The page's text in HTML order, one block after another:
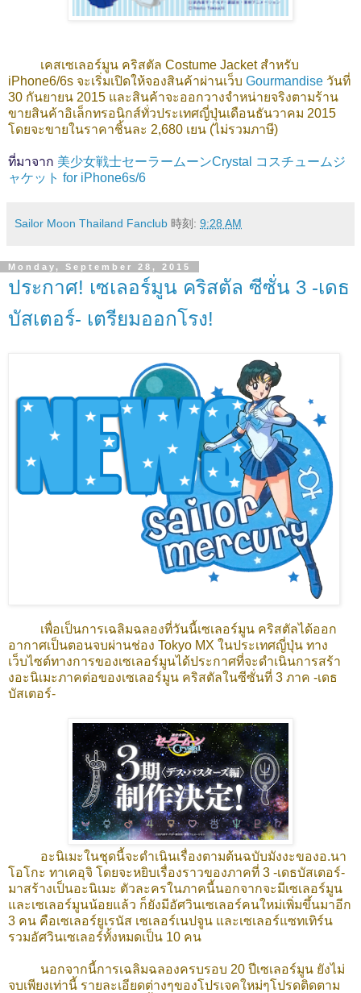
เคสเซเลอร์มูน คริสตัล Costume Jacket สำหรับ
iPhone6/6s จะเริ่มเปิดให้จองสินค้าผ่านเว็บ Gourmandise วันที่
30 กันยายน 2015 และสินค้าจะออกวางจำหน่ายจริงตามร้าน
ขายสินค้าอิเล็กทรอนิกส์ทั่วประเทศญี่ปุ่นเดือนธันวาคม 2015
โดยจะขายในราคาชิ้นละ 2,680 เยน (ไม่รวมภาษี)
ที่มาจาก 美少女戦士セーラームーンCrystal コスチュームジ
ャケット for iPhone6s/6
Sailor Moon Thailand Fanclub 時刻: 9:28 AM
Monday, September 28, 2015
ประกาศ! เซเลอร์มูน คริสตัล ซีซั่น 3 -เดธ
บัสเตอร์- เตรียมออกโรง!
เพื่อเป็นการเฉลิมฉลองที่วันนี้เซเลอร์มูน คริสตัลได้ออก
อากาศเป็นตอนจบผ่านช่อง Tokyo MX ในประเทศญี่ปุ่น ทาง
เว็บไซต์ทางการของเซเลอร์มูนได้ประกาศที่จะดำเนินการสร้า
งอะนิเมะภาคต่อของเซเลอร์มูน คริสตัลในซีซั่นที่ 3 ภาค -เดธ
บัสเตอร์-
อะนิเมะในชุดนี้จะดำเนินเรื่องตามต้นฉบับมังงะของอ.นา
โอโกะ ทาเคอุจิ โดยจะหยิบเรื่องราวของภาคที่ 3 -เดธบัสเตอร์-
มาสร้างเป็นอะนิเมะ ตัวละครในภาคนี้นอกจากจะมีเซเลอร์มูน
และเซเลอร์มูนน้อยแล้ว ก็ยังมีอัศวินเซเลอร์คนใหม่เพิ่มขึ้นมาอีก
3 คน คือเซเลอร์ยูเรนัส เซเลอร์เนปจูน และเซเลอร์แซทเทิร์น
รวมอัศวินเซเลอร์ทั้งหมดเป็น 10 คน
นอกจากนี้การเฉลิมฉลองครบรอบ 20 ปีเซเลอร์มูน ยังไม่
จบเพียงเท่านี้ รายละเอียดต่างๆของโปรเจคใหม่ๆโปรดติดตาม